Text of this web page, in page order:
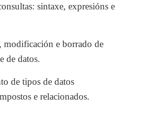
sintaxe, expresións e
modificación e borrado de
de datos.
de tipos de datos
e relacionados.